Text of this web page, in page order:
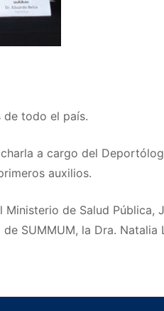
de todo el país.
a cargo del
auxilios.
de Salud Pública,
SUMMUM, la Dra. Natalia